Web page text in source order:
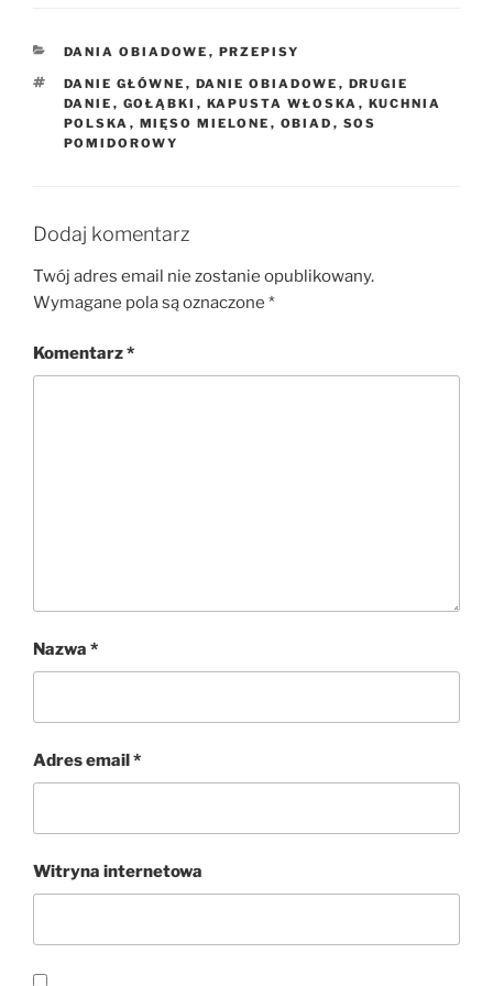
KATEGORIE
DANIA OBIADOWE , PRZEPISY
TAGI
DANIE GŁÓWNE , DANIE OBIADOWE , DRUGIE
DANIE , GOŁĄBKI , KAPUSTA WŁOSKA , KUCHNIA
POLSKA , MIĘSO MIELONE , OBIAD , SOS
POMIDOROWY
Dodaj komentarz
Twój adres email nie zostanie opublikowany.
Wymagane pola są oznaczone *
Komentarz*
Nazwa *
Adres email*
Witryna internetowa